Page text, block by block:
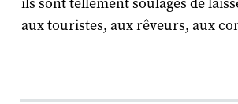
aux touristes, aux rêveurs, aux